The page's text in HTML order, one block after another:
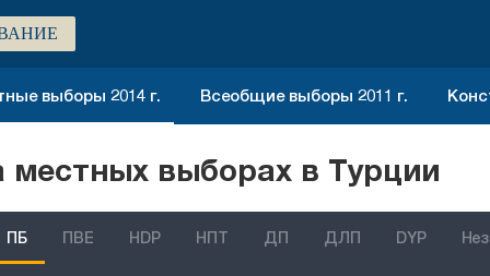
выборы 2014 г. Всеобщие выборы 2011 г.
выборах в Турции
ПБ ПВЕ HDP НПТ ДП ДЛП DYP